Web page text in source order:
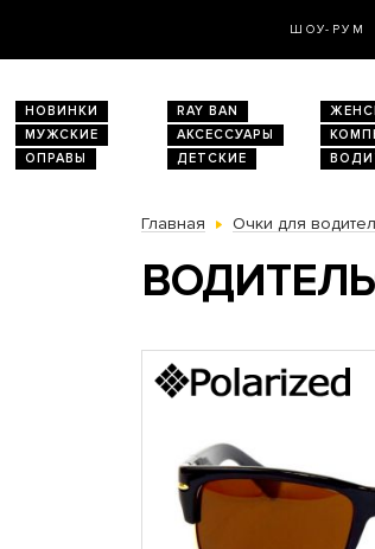
ШОУ-РУМ
НОВИНКИ RAY BAN
МУЖСКИЕ
АКСЕССУАРЫ
ОПРАВЫ
ДЕТСКИЕ
Главная Очки для